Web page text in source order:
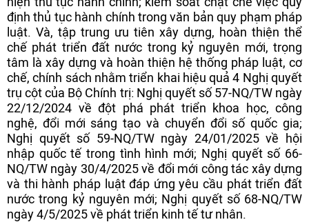
định thủ tục hành chính trong văn bản quy phạm pháp
luật. Và, tập trung ưu tiên xây dựng, hoàn thiện thể
chế phát triển đất nước trong kỷ nguyên mới, trọng
tâm là xây dựng và hoàn thiện hệ thống pháp luật, cơ
chế, chính sách nhằm triển khai hiệu quả 4 Nghị quyết
trụ cột của Bộ Chính trị: Nghị quyết số 57-NQ/TW ngày
22/12/2024 về đột phá phát triển khoa học, công
nghệ, đổi mới sáng tạo và chuyển đổi số quốc gia;
Nghị quyết số 59-NQ/TW ngày 24/01/2025 về hội
nhập quốc tế trong tình hình mới; Nghị quyết số 66-
NQ/TW ngày 30/4/2025 về đổi mới công tác xây dựng
và thi hành pháp luật đáp ứng yêu cầu phát triển đất
nước trong kỷ nguyên mới; Nghị quyết số 68-NQ/TW
ngày 4/5/2025 về phát triển kinh tế tư nhân.